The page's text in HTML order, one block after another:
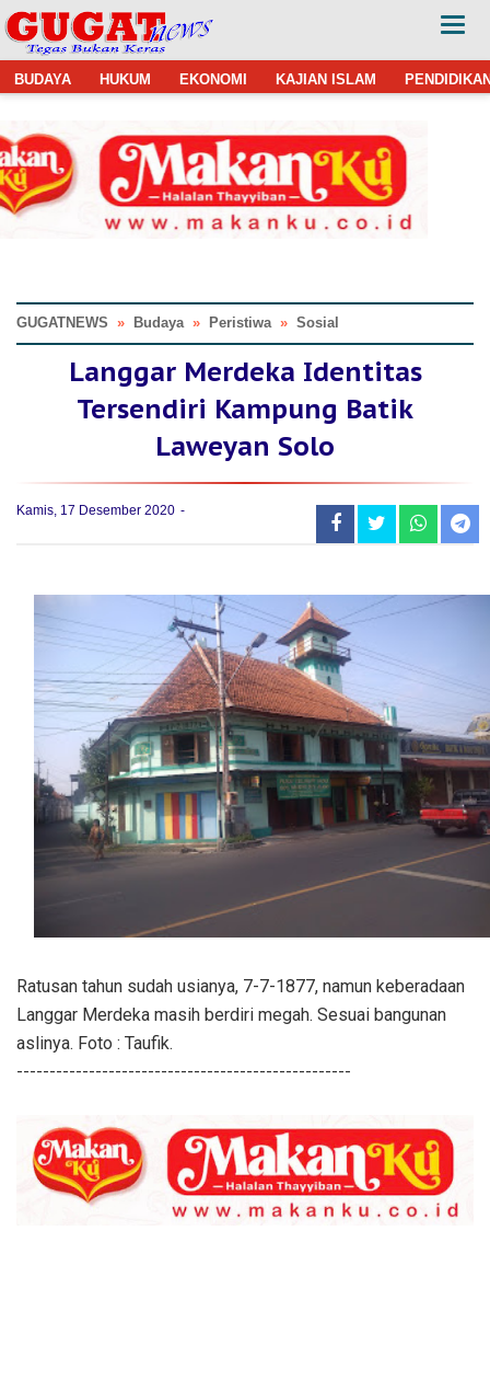
BUDAYA HUKUM EKONOMI KAJIAN ISLAM
GUGATNEWS » Budaya » Peristiwa » Sosial
Langgar Merdeka Identitas
Tersendiri Kampung Batik
Laweyan Solo
Kamis, 17 Desember 2020
Ratusan tahun sudah usianya, 7-7-1877, namun keberadaan
Langgar Merdeka masih berdiri megah. Sesuai bangunan
aslinya. Foto : Taufik.
---------------------------------------------------